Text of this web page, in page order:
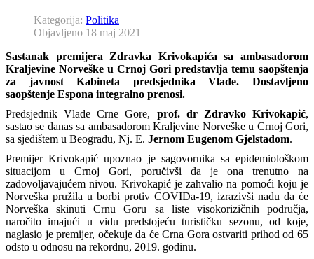
Kategorija: Politika
Objavljeno 18 maj 2021
Sastanak premijera Zdravka Krivokapića sa ambasadorom
Kraljevine Norveške u Crnoj Gori predstavlja temu saopštenja
za javnost Kabineta predsjednika Vlade. Dostavljeno
saopštenje Espona integralno prenosi.
Predsjednik Vlade Crne Gore, prof. dr Zdravko Krivokapić,
sastao se danas sa ambasadorom Kraljevine Norveške u Crnoj Gori,
sa sjedištem u Beogradu, Nj. E. Jernom Eugenom Gjelstadom.
Premijer Krivokapić upoznao je sagovornika sa epidemiološkom
situacijom u Crnoj Gori, poručivši da je ona trenutno na
zadovoljavajućem nivou. Krivokapić je zahvalio na pomoći koju je
Norveška pružila u borbi protiv COVIDa-19, izrazivši nadu da će
Norveška skinuti Crnu Goru sa liste visokorizičnih područja,
naročito imajući u vidu predstojeću turističku sezonu, od koje,
naglasio je premijer, očekuje da će Crna Gora ostvariti prihod od 65
odsto u odnosu na rekordnu, 2019. godinu.